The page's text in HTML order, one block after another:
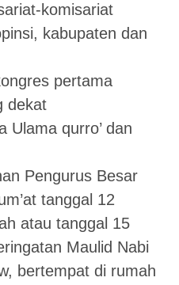
komisariat
kabupaten dan
pertama
dekat
Ulama qurro’ dan
Pengurus Besar
tanggal 12
atau tanggal 15
Maulid Nabi
bertempat di rumah